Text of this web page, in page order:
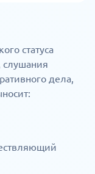
статуса
слушания
дела,